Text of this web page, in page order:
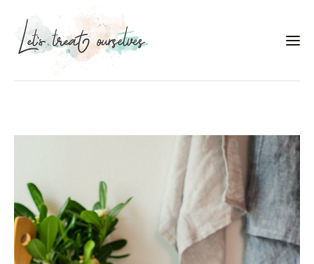
Services
Food photography tips